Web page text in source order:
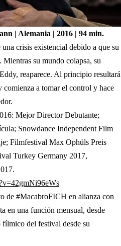
| Alemania | 2016 | 94 min.
crisis existencial debido a que su
Mientras su mundo colapsa, su
reaparece. Al principio resultará
comienza a tomar el control y hace
Mejor Director Debutante;
Snowdance Independent Film
Filmfestival Max Ophüls Preis
Turkey Germany 2017,
(abre en nueva
de #MacabroFICH en alianza con
en una función mensual, desde
del festival desde su